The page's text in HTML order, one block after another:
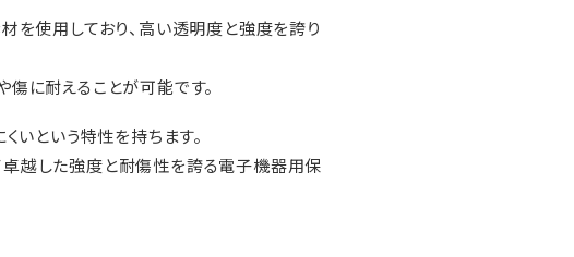
を使用しており、高い透明度と強度を誇り
に耐えることが可能です。
くいという特性を持ちます。
越した強度と耐傷性を誇る電子機器用保